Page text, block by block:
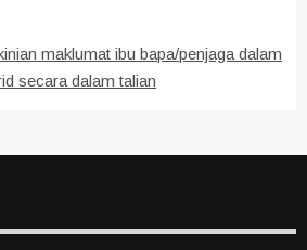
maklumat ibu bapa/penjaga dalam
secara dalam talian